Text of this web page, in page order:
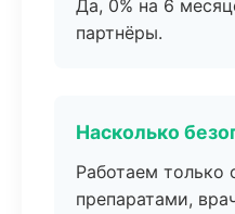
Да, 0% на 6
партнёры.
Насколько
Работаем только
препаратами,